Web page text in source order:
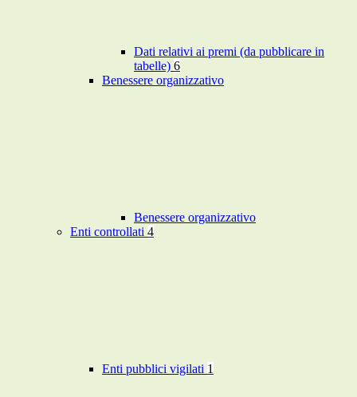
Dati relativi ai premi (da pubblicare in
tabelle) 6
Benessere organizzativo
Benessere organizzativo
Enti controllati 4
Enti pubblici vigilati 1